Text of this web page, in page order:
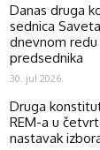
Danas druga
sednica
dnevnom
predsednika
30. jul 2026.
Druga
REM-a u
nastavak